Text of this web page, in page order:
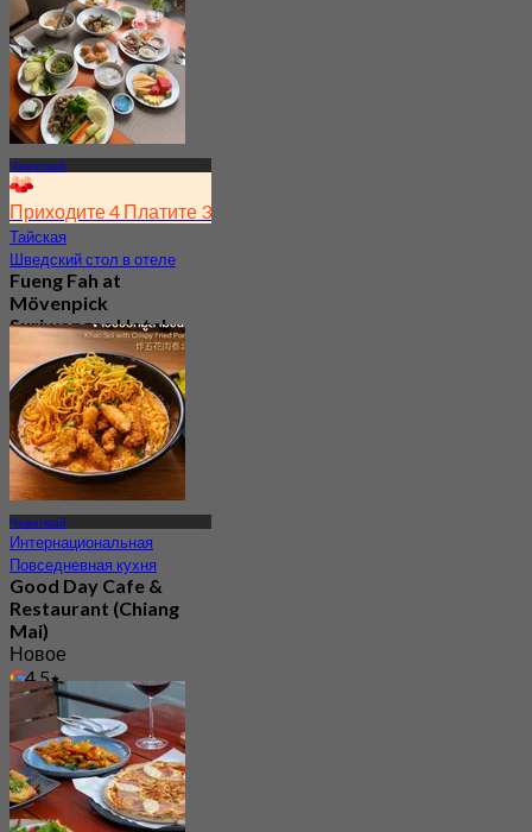
Чиангмай
Приходите 4 Платите 3
Тайская
Шведский стол в отеле
Fueng Fah at
Mövenpick
Suriwongse Hotel
(Chiang Mai)
4.4
128 Забронировано
От฿ 262.5
Чиангмай
Интернациональная
Повседневная кухня
Good Day Cafe &
Restaurant (Chiang
Mai)
Новое
4.5
От
฿ 262.5